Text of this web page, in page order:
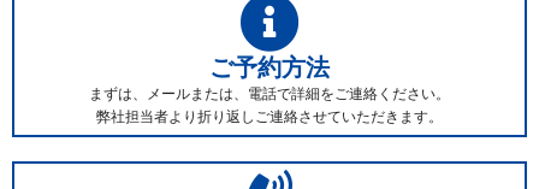
ご予約方法
まずは、メールまたは、電話で詳細をご連絡ください。
弊社担当者より折り返しご連絡させていただきます。